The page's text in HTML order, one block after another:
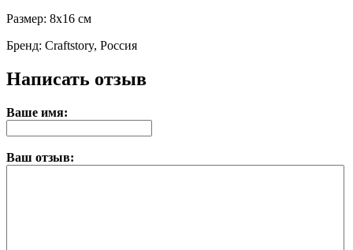
Размер: 8х16 см
Бренд: Craftstory, Россия
Написать отзыв
Ваше имя:
Ваш отзыв: